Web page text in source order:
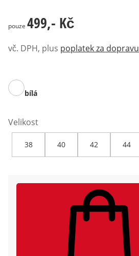
499,- Kč
pouze 499,- Kč
vč. DPH, plus poplatek za dopravu
bílá
Velikost
38 40 42 44